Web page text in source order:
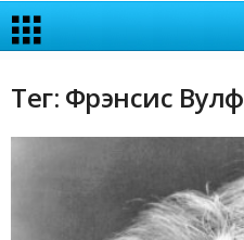
Тег: Фрэнсис Вулф